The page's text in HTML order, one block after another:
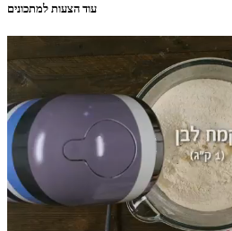
עוד הצעות למתכונים